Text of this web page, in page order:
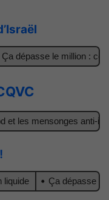
dépasse le million :
les mensonges anti-
Ça dépasse le